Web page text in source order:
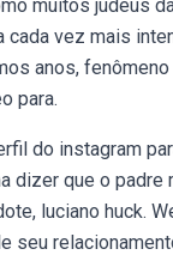
muitos judeus
vez mais
anos,
para.
do instagram
dizer que o
luciano huck.
seu